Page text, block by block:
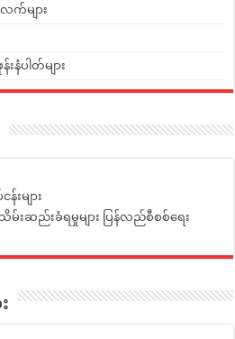
က်များ
နံပါတ်များ
များ
သိမ်းဆည်းခံရမှုများ ပြန်လည်စီစစ်ရေး